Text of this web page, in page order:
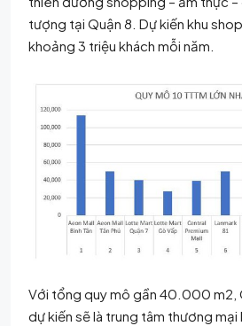
tượng tại Quận 8. Dự kiến khu
khoảng 3 triệu khách mỗi năm.
Với tổng quy mô gần 40.000 m2,
dự kiến sẽ là trung tâm thương mại